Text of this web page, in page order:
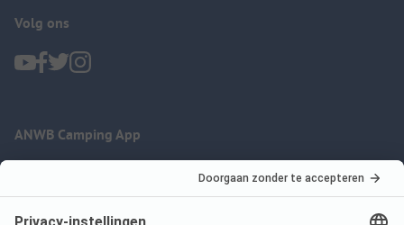
Volg ons
ANWB Camping App